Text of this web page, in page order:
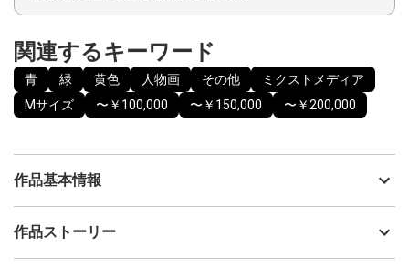
関連するキーワード
青 緑 黄色 人物画 その他
ミクストメディア
Mサイズ
〜￥100,000 〜￥150,000 〜￥200,000
作品基本情報
出品者
作品ストーリー